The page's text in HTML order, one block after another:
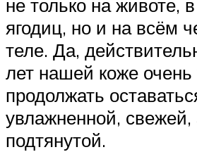
не только на животе,
ягодиц, но и на всём
теле. Да,
лет нашей коже очень
продолжать
увлажненной, свежей,
подтянутой.